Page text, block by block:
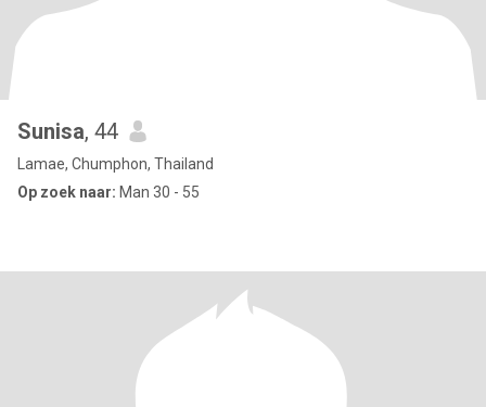
Sunisa, 44
Lamae, Chumphon, Thailand
Op zoek naar: Man 30 - 55